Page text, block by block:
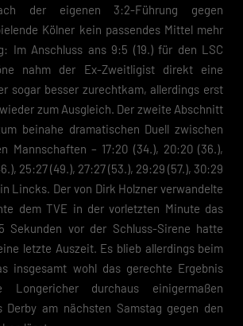
der eigenen 3:2-Führung gegen
Kölner kein passendes Mittel mehr
Im Anschluss ans 9:5 (19.) für den LSC
nahm der Ex-Zweitligist direkt eine
sogar besser zurechtkam, allerdings erst
wieder zum Ausgleich. Der zweite Abschnitt
beinahe dramatischen Duell zwischen
Mannschaften – 17:20 (34.), 20:20 (36.),
25:27 (49.), 27:27 (53.), 29:29 (57.), 30:29
Lincks. Der von Dirk Holzner verwandelte
dem TVE in der vorletzten Minute das
Sekunden vor der Schluss-Sirene hatte
letzte Auszeit. Es blieb allerdings beim
insgesamt wohl das gerechte Ergebnis
durchaus einigermaßen
Derby am nächsten Samstag gegen den